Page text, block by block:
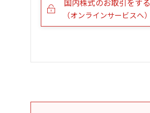
国内株式のお取引をする
（オンラインサービスへ）